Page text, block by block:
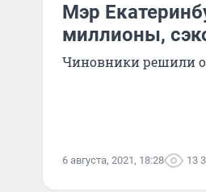
Мэр
миллионы,
Чиновники решили
6 августа, 2021, 18:28 13